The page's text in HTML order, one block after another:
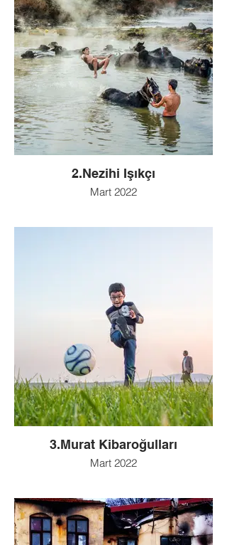
2.Nezihi Işıkçı
Mart 2022
3.Murat Kibaroğulları
Mart 2022